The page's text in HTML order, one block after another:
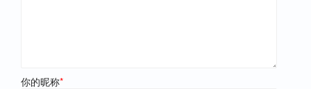
你的昵称*